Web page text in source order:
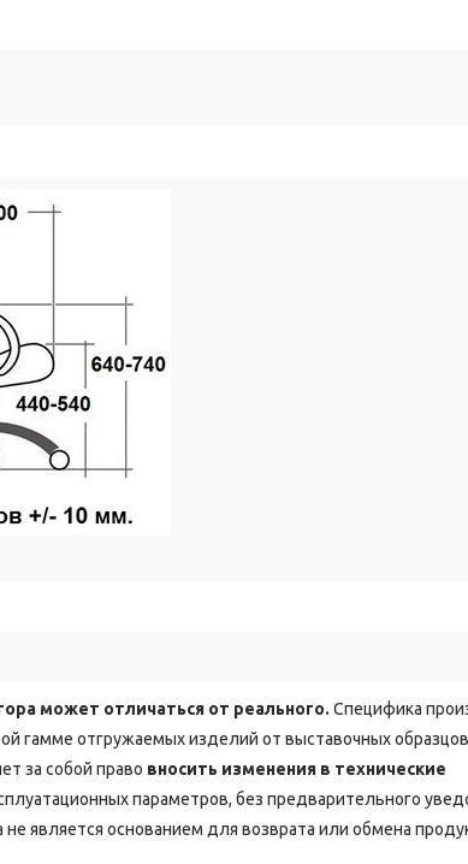
может отличаться от реального. Специфика
гамме отгружаемых изделий от выставочных
за собой право вносить изменения в технические
параметров, без предварительного
является основанием для возврата или обмена